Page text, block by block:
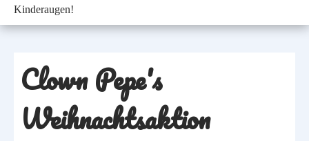
Kinderaugen!
Clown Pepe's
Weihnachtsaktion